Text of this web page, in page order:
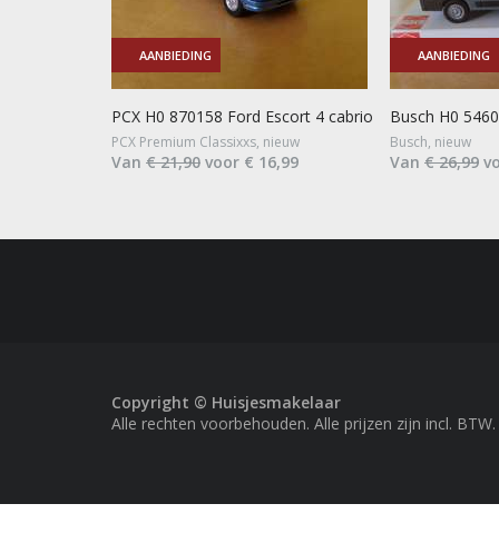
AANBIEDING
PCX H0 870158 Ford Escort 4 cabrio
PCX Premium Classixxs, nieuw
Van € 21,90 voor € 16,99
AANBIEDING
Busch H0
Busch, nieuw
Van € 26,99
Copyright © Huisjesmakelaar
Alle rechten voorbehouden. Alle prijzen zijn incl. BTW.